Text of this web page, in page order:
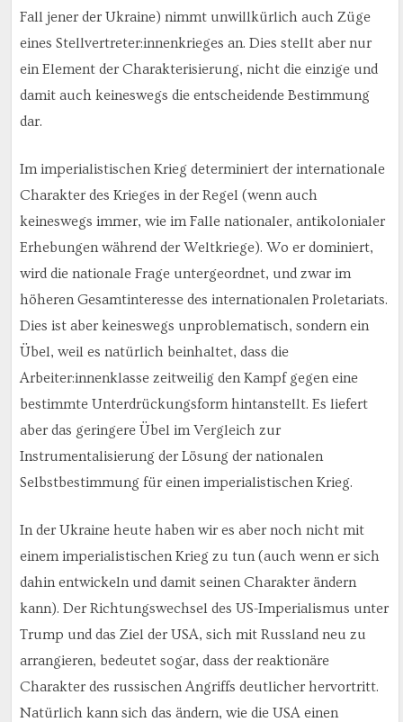
Fall jener der Ukraine) nimmt unwillkürlich auch Züge
eines Stellvertreter:innenkrieges an. Dies stellt aber nur
ein Element der Charakterisierung, nicht die einzige und
damit auch keineswegs die entscheidende Bestimmung
dar.
Im imperialistischen Krieg determiniert der internationale
Charakter des Krieges in der Regel (wenn auch
keineswegs immer, wie im Falle nationaler, antikolonialer
Erhebungen während der Weltkriege). Wo er dominiert,
wird die nationale Frage untergeordnet, und zwar im
höheren Gesamtinteresse des internationalen Proletariats.
Dies ist aber keineswegs unproblematisch, sondern ein
Übel, weil es natürlich beinhaltet, dass die
Arbeiter:innenklasse zeitweilig den Kampf gegen eine
bestimmte Unterdrückungsform hintanstellt. Es liefert
aber das geringere Übel im Vergleich zur
Instrumentalisierung der Lösung der nationalen
Selbstbestimmung für einen imperialistischen Krieg.
In der Ukraine heute haben wir es aber noch nicht mit
einem imperialistischen Krieg zu tun (auch wenn er sich
dahin entwickeln und damit seinen Charakter ändern
kann). Der Richtungswechsel des US-Imperialismus unter
Trump und das Ziel der USA, sich mit Russland neu zu
arrangieren, bedeutet sogar, dass der reaktionäre
Charakter des russischen Angriffs deutlicher hervortritt.
Natürlich kann sich das ändern, wie die USA einen